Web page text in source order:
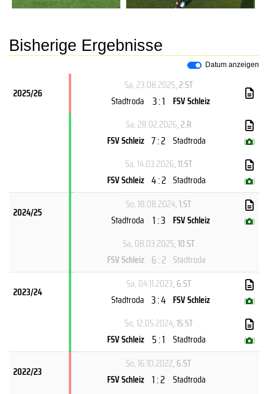
Bisherige Ergebnisse
Datum anzeigen
2025/26
Sa, 23.08.2025, 2.ST
Stadtroda 3 : 1 FSV Schleiz
Sa, 28.02.2026, 2.R
FSV Schleiz 7 : 2 Stadtroda ( )
Sa, 14.03.2026, 11.ST
FSV Schleiz 4 : 2 Stadtroda ( )
2024/25
So, 18.08.2024, 1.ST
Stadtroda 1 : 3 FSV Schleiz ( )
Sa, 08.03.2025, 10.ST
FSV Schleiz 6 : 2 Stadtroda
2023/24
Sa, 04.11.2023, 6.ST
Stadtroda 3 : 4 FSV Schleiz ( )
So, 12.05.2024, 15.ST
FSV Schleiz 5 : 1 Stadtroda ( )
2022/23
So, 16.10.2022, 6.ST
FSV Schleiz 1 : 2 Stadtroda